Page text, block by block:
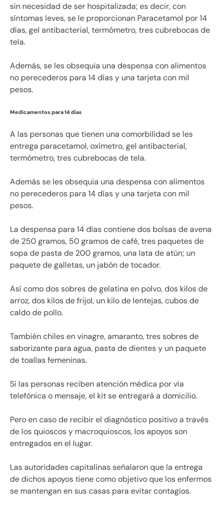
sin necesidad de ser hospitalizada; es decir, con
síntomas leves, se le proporcionan Paracetamol por 14
días, gel antibacterial, termómetro, tres cubrebocas de
tela.
Además, se les obsequia una despensa con alimentos
no perecederos para 14 días y una tarjeta con mil
pesos.
Medicamentos para 14 días
A las personas que tienen una comorbilidad se les
entrega paracetamol, oxímetro, gel antibacterial,
termómetro, tres cubrebocas de tela.
Además se les obsequia una despensa con alimentos
no perecederos para 14 días y una tarjeta con mil
pesos.
La despensa para 14 días contiene dos bolsas de avena
de 250 gramos, 50 gramos de café, tres paquetes de
sopa de pasta de 200 gramos, una lata de atún; un
paquete de galletas, un jabón de tocador.
Así como dos sobres de gelatina en polvo, dos kilos de
arroz, dos kilos de frijol, un kilo de lentejas, cubos de
caldo de pollo.
También chiles en vinagre, amaranto, tres sobres de
saborizante para agua, pasta de dientes y un paquete
de toallas femeninas.
Si las personas reciben atención médica por vía
telefónica o mensaje, el kit se entregará a domicilio.
Pero en caso de recibir el diagnóstico positivo a través
de los quioscos y macroquioscos, los apoyos son
entregados en el lugar.
Las autoridades capitalinas señalaron que la entrega
de dichos apoyos tiene como objetivo que los enfermos
se mantengan en sus casas para evitar contagios.